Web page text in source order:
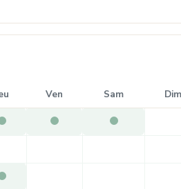
Ven Sam Dim